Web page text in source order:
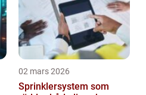
02 mars 2026
Sprinklersystem som